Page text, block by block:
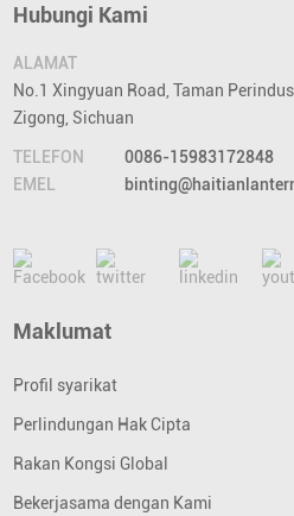
Hubungi Kami
ALAMAT
No.1 Xingyuan Road, Taman
Zigong, Sichuan
TELEFON
0086-15983172848
EMEL
Maklumat
Profil syarikat
Perlindungan Hak Cipta
Rakan Kongsi Global
Bekerjasama dengan Kami